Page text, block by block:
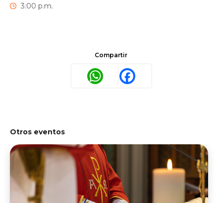
3:00 p.m.
Compartir
WhatsAppFacebook
Otros eventos